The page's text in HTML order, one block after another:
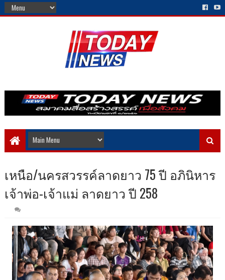
เหนือ/นครสวรรค์ลาดยาว 75 ปี อภินิหาร
เจ้าพ่อ-เจ้าแม่ ลาดยาว ปี 258